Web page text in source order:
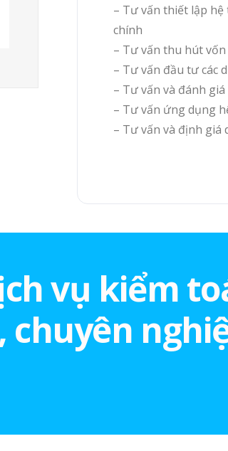
– Tư vấn thiết lập
chính
– Tư vấn thu hút
– Tư vấn đầu tư các
– Tư vấn và đánh
– Tư vấn ứng dụng
– Tư vấn và định giá
vụ kiểm
chuyên